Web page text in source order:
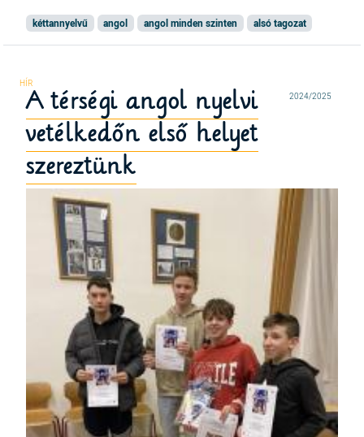
kéttannyelvű angol angol minden szinten alsó tagozat
2024/2025
A térségi angol nyelvi
vetélkedőn első helyet
szereztünk